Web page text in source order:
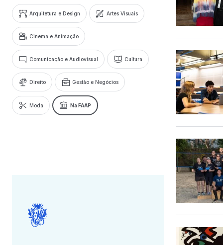
Arquitetura e Design Artes Visuais
Cinema e Animação
Comunicação e Audiovisual Cultura
Direito Gestão e Negócios
Moda Na FAAP